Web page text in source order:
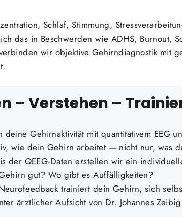
Schlaf, Stimmung,
das in Beschwerden wie ADHS, Burnout,
wir objektive Gehirndiagnostik mit
– Verstehen –
deine Gehirnaktivität mit quantitativem EEG
wie dein Gehirn arbeitet — nicht nur, was
der QEEG-Daten erstellen wir ein
gut? Wo gibt es Auffälligkeiten?
trainiert dein Gehirn, sich
ärztlicher Aufsicht von Dr. Johannes